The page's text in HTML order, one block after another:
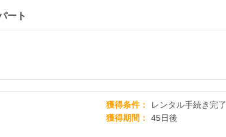
ート
獲得条件
レンタル手続き完了
獲得期間
45日後